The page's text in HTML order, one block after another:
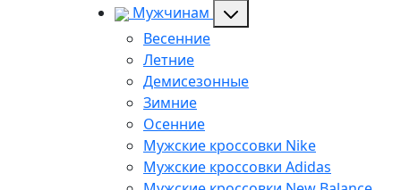
Мужчинам
Весенние
Летние
Демисезонные
Зимние
Осенние
Мужские кроссовки Nike
Мужские кроссовки Adidas